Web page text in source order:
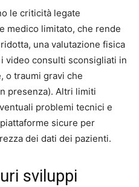
le criticità legate
medico limitato, che rende
una valutazione fisica
video consulti sconsigliati in
o traumi gravi che
presenza). Altri limiti
problemi tecnici e
sicure per
dei dati dei pazienti.
sviluppi